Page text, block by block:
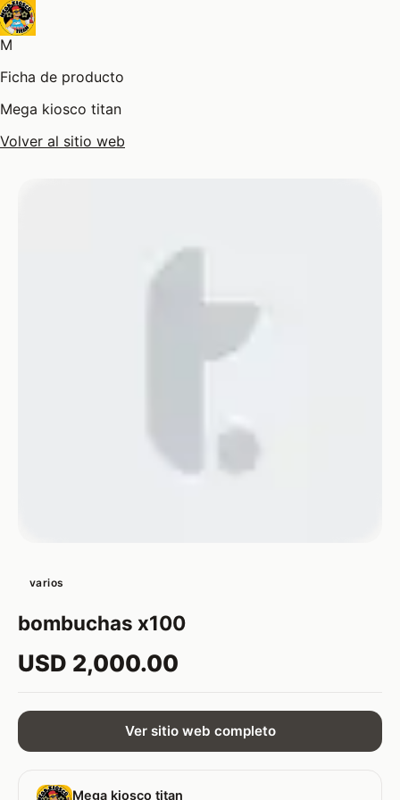
M
Ficha de producto
Mega kiosco titan
Volver al sitio web
varios
bombuchas x100
USD 2,000.00
Ver sitio web completo
Mega kiosco titan